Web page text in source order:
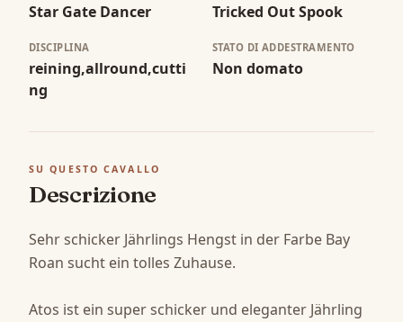
Star Gate Dancer Tricked Out Spook
DISCIPLINA
reining,allround,cutti
ng
STATO DI ADDESTRAMENTO
Non domato
SU QUESTO CAVALLO
Descrizione
Sehr schicker Jährlings Hengst in der Farbe Bay
Roan sucht ein tolles Zuhause.
Atos ist ein super schicker und eleganter Jährling